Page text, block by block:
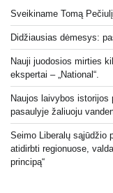
Sveikiname Tomą
Didžiausias dėmesys:
Nauji juodosios mirties
ekspertai – „National“.
Naujos laivybos
pasaulyje žaliuoju
Seimo Liberalų sąjūdžio
atidirbti regionuose,
principą“